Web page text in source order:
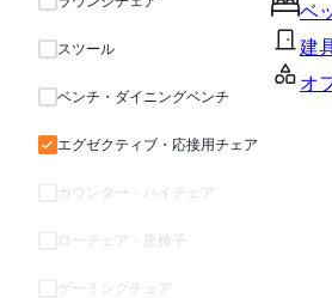
ベ
建
オ
スツール
ベンチ・ダイニングベンチ
エグゼクティブ・応接用チェア
カウンター・ハイチェア
ローチェア・座椅子
ゲーミングチェア